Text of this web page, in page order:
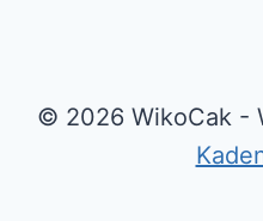
© 2026 WikoCak -